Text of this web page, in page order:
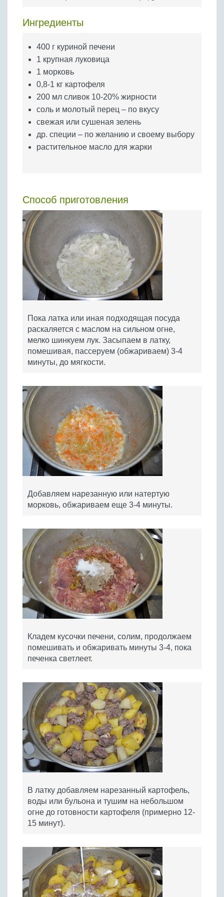
Яйца
Ингредиенты
400 г куриной печени
1 крупная луковица
1 морковь
0,8-1 кг картофеля
200 мл сливок 10-20% жирности
соль и молотый перец – по вкусу
свежая или сушеная зелень
др. специи – по желанию и своему выбору
растительное масло для жарки
Способ приготовления
Пока латка или иная подходящая посуда
раскаляется с маслом на сильном огне,
мелко шинкуем лук. Засыпаем в латку,
помешивая, пассеруем (обжариваем) 3-4
минуты, до мягкости.
Добавляем нарезанную или натертую
морковь, обжариваем еще 3-4 минуты.
Кладем кусочки печени, солим, продолжаем
помешивать и обжаривать минуты 3-4, пока
печенка светлеет.
В латку добавляем нарезанный картофель,
воды или бульона и тушим на небольшом
огне до готовности картофеля (примерно 12-
15 минут).